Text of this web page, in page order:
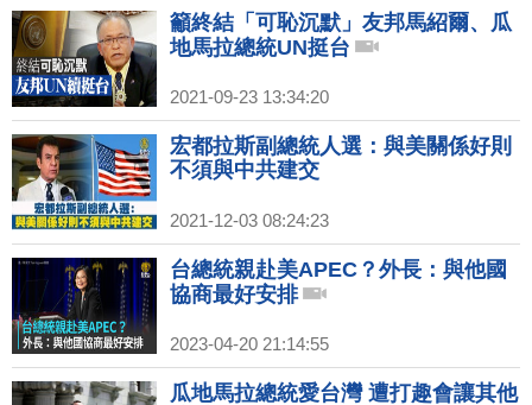
籲終結「可恥沉默」友邦馬紹爾、瓜
地馬拉總統UN挺台
2021-09-23 13:34:20
宏都拉斯副總統人選：與美關係好則
不須與中共建交
2021-12-03 08:24:23
台總統親赴美APEC？外長：與他國
協商最好安排
2023-04-20 21:14:55
瓜地馬拉總統愛台灣 遭打趣會讓其他